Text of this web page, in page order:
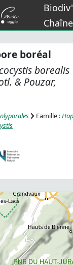
boréal
borealis
& Pouzar,
Famille :